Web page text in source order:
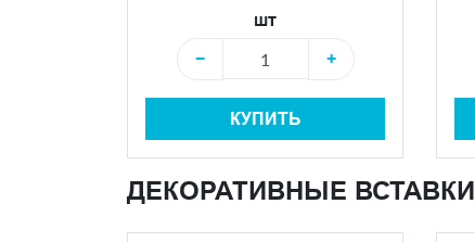
шт
−
+
КУПИТЬ
ДЕКОРАТИВНЫЕ ВСТАВКИ